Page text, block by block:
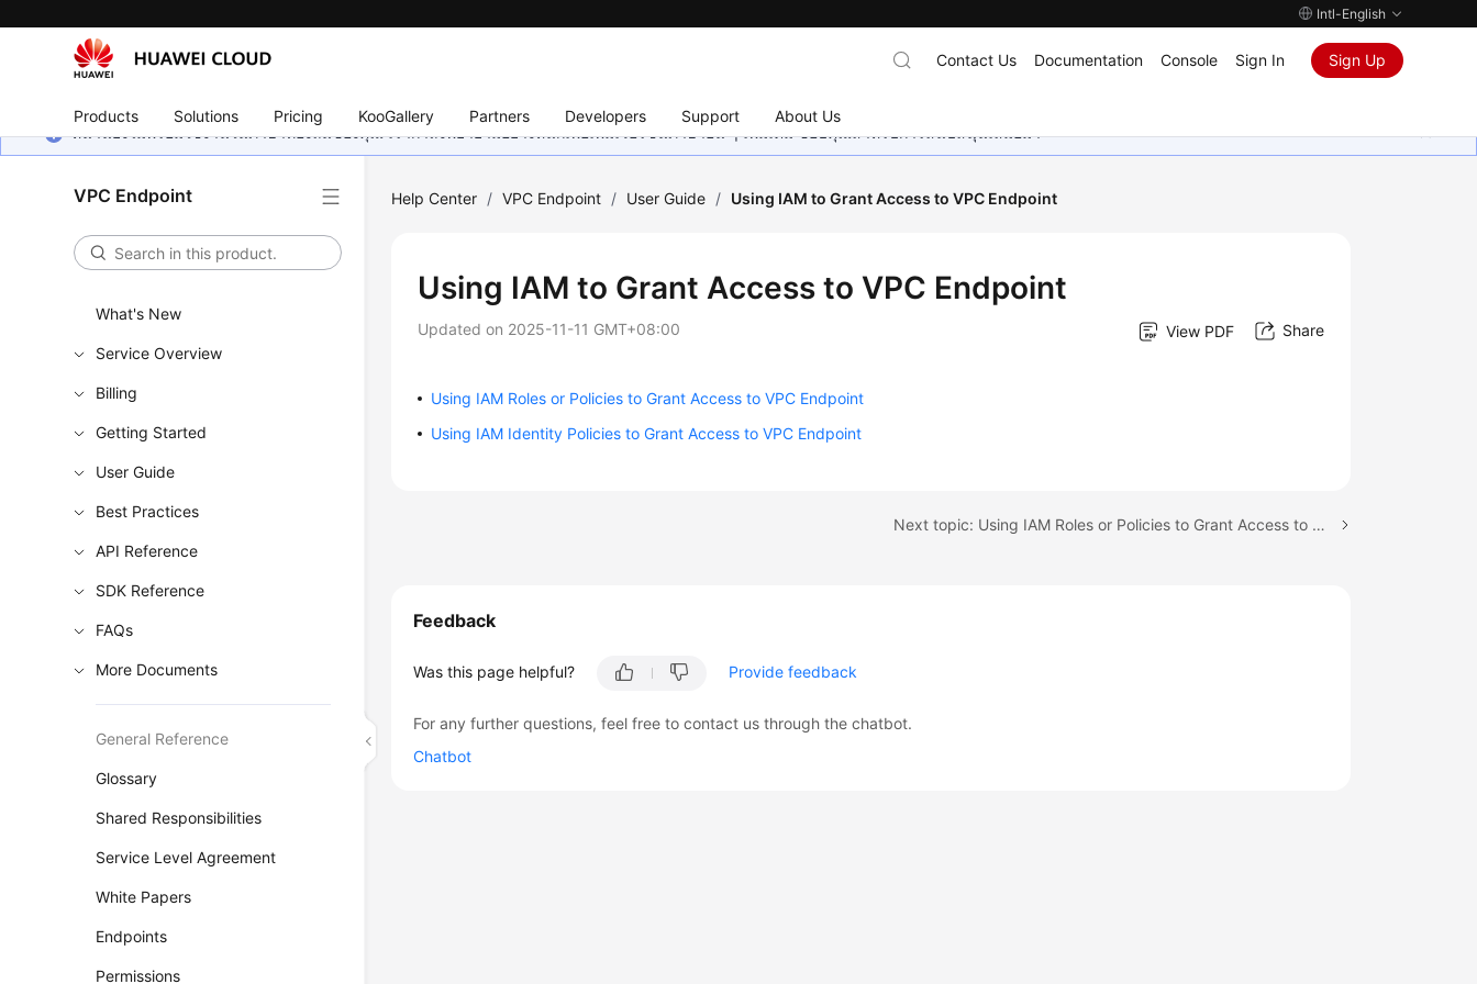
Intl-English
Products Solutions Pricing KooGallery Partners Developers Support About Us
Contact Us Documentation Console Sign In Sign Up
หน้านี้ยังไม่พร้อมใช้งานในภาษาท้องถิ่นของคุณ เรากำลังพยายามอย่างหนักเพื่อเพิ่มเวอร์ชันภาษาอื่น ๆ เพิ่มเติม ขอบคุณสำหรับการสนับสนุนเสมอมา
VPC Endpoint
What's New
Service Overview
Billing
Getting Started
User Guide
Best Practices
API Reference
SDK Reference
FAQs
More Documents
General Reference
Glossary
Shared Responsibilities
Service Level Agreement
White Papers
Endpoints
Permissions
Help Center / VPC Endpoint / User Guide / Using IAM to Grant Access to VPC Endpoint
Using IAM to Grant Access to VPC Endpoint
Updated on 2025-11-11 GMT+08:00 View PDF Share
Using IAM Roles or Policies to Grant Access to VPC Endpoint
Using IAM Identity Policies to Grant Access to VPC Endpoint
Next topic: Using IAM Roles or Policies to Grant Access to VPC Endpoint
Feedback
Was this page helpful? Provide feedback
For any further questions, feel free to contact us through the chatbot.
Chatbot